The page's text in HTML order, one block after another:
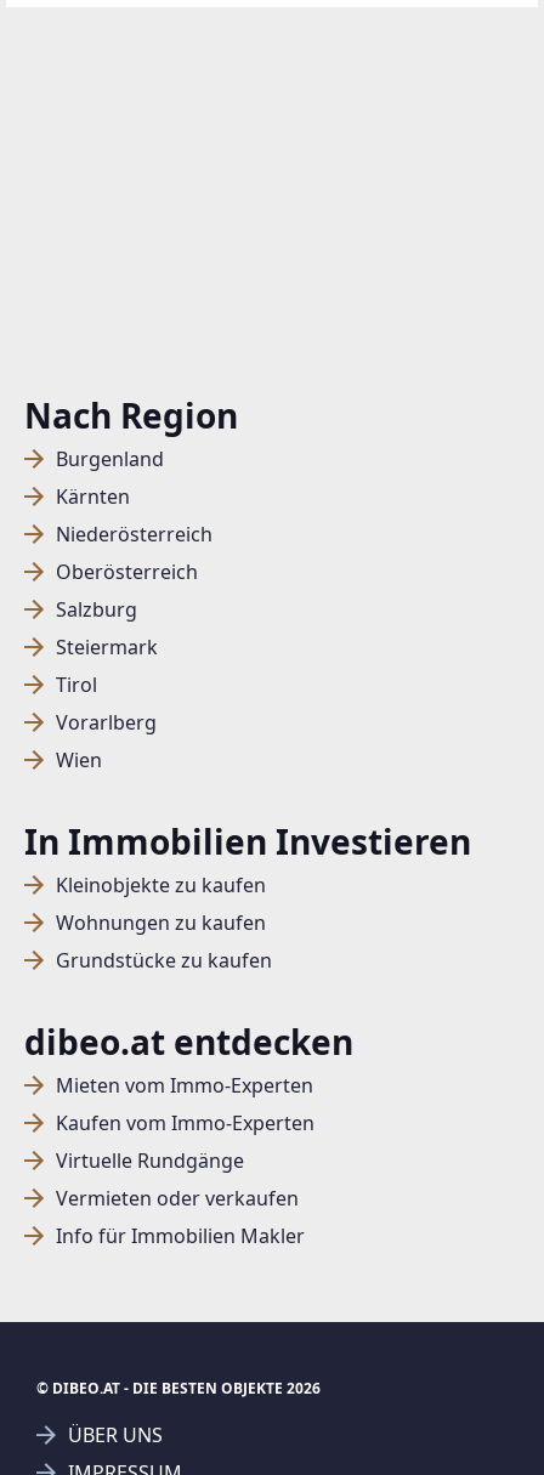
Nach Region
Burgenland
Kärnten
Niederösterreich
Oberösterreich
Salzburg
Steiermark
Tirol
Vorarlberg
Wien
In Immobilien Investieren
Kleinobjekte zu kaufen
Wohnungen zu kaufen
Grundstücke zu kaufen
dibeo.at entdecken
Mieten vom Immo-Experten
Kaufen vom Immo-Experten
Virtuelle Rundgänge
Vermieten oder verkaufen
Info für Immobilien Makler
© DIBEO.AT - DIE BESTEN OBJEKTE 2026
ÜBER UNS